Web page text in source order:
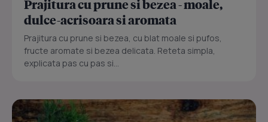
Prajitura cu prune si bezea - moale,
dulce-acrisoara si aromata
Prajitura cu prune si bezea, cu blat moale si pufos,
fructe aromate si bezea delicata. Reteta simpla,
explicata pas cu pas si...